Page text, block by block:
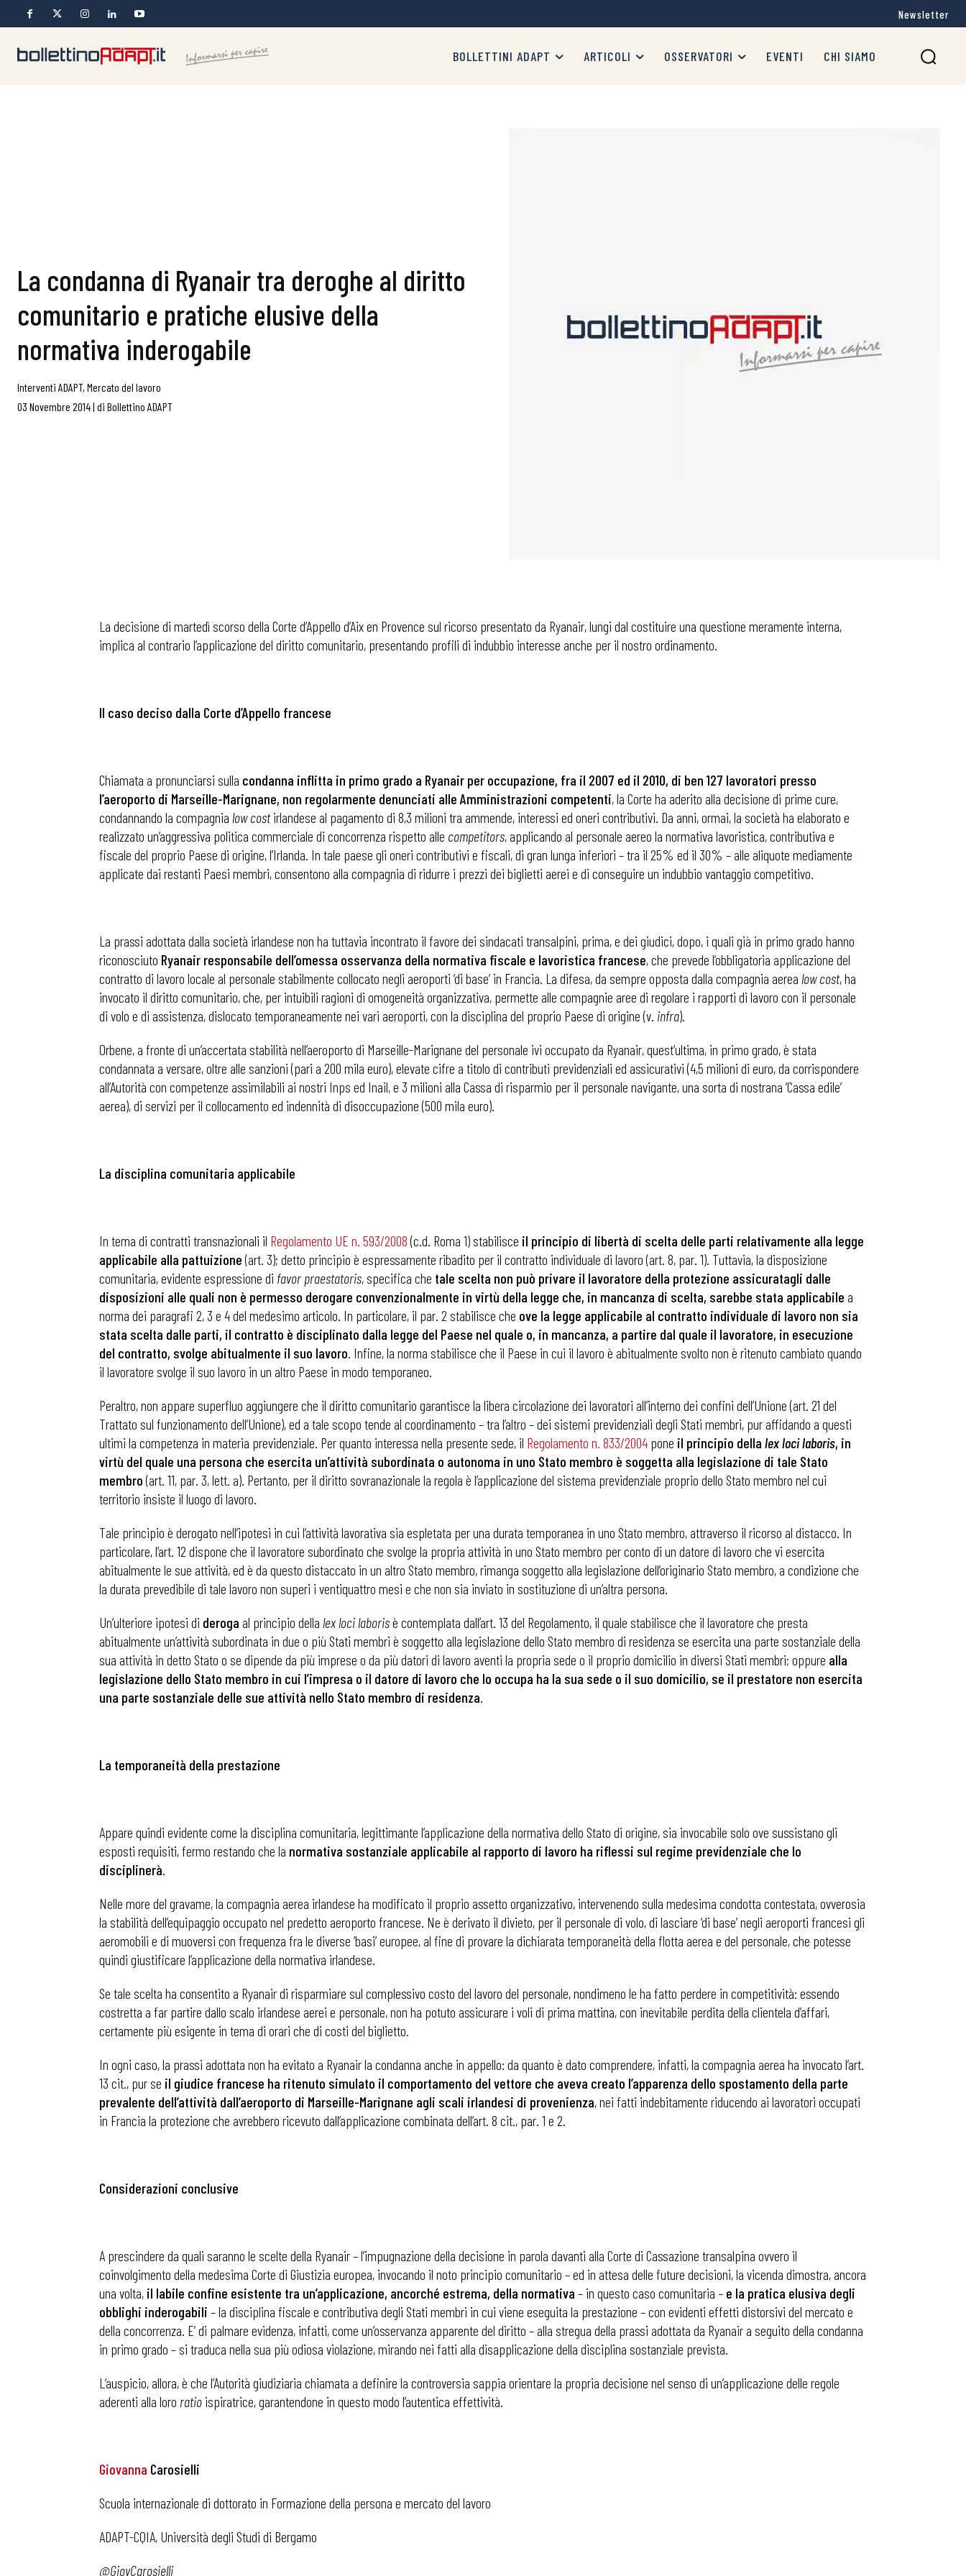
Bollettini ADAPT
Osservatori
Eventi
Newsletter
BOLLETTINI ADAPT ARTICOLI OSSERVATORI EVENTI CHI SIAMO
La condanna di Ryanair tra deroghe al diritto
comunitario e pratiche elusive della
normativa inderogabile
Interventi ADAPT, Mercato del lavoro
03 Novembre 2014| di Bollettino ADAPT
La decisione di martedì scorso della Corte d’Appello d’Aix en Provence sul ricorso presentato da Ryanair, lungi dal costituire una questione meramente interna,
implica al contrario l’applicazione del diritto comunitario, presentando profili di indubbio interesse anche per il nostro ordinamento.
Il caso deciso dalla Corte d’Appello francese
Chiamata a pronunciarsi sulla condanna inflitta in primo grado a Ryanair per occupazione, fra il 2007 ed il 2010, di ben 127 lavoratori presso
l’aeroporto di Marseille-Marignane, non regolarmente denunciati alle Amministrazioni competenti, la Corte ha aderito alla decisione di prime cure,
condannando la compagnia low costirlandese al pagamento di 8,3 milioni tra ammende, interessi ed oneri contributivi. Da anni, ormai, la società ha elaborato e
realizzato un’aggressiva politica commerciale di concorrenza rispetto alle competitors, applicando al personale aereo la normativa lavoristica, contributiva e
fiscale del proprio Paese di origine, l’Irlanda. In tale paese gli oneri contributivi e fiscali, di gran lunga inferiori – tra il 25% ed il 30% – alle aliquote mediamente
applicate dai restanti Paesi membri, consentono alla compagnia di ridurre i prezzi dei biglietti aerei e di conseguire un indubbio vantaggio competitivo.
La prassi adottata dalla società irlandese non ha tuttavia incontrato il favore dei sindacati transalpini, prima, e dei giudici, dopo, i quali già in primo grado hanno
riconosciuto Ryanair responsabile dell’omessa osservanza della normativa fiscale e lavoristica francese, che prevede l’obbligatoria applicazione del
contratto di lavoro locale al personale stabilmente collocato negli aeroporti ‘di base’ in Francia. La difesa, da sempre opposta dalla compagnia aerea low cost, ha
invocato il diritto comunitario, che, per intuibili ragioni di omogeneità organizzativa, permette alle compagnie aree di regolare i rapporti di lavoro con il personale
di volo e di assistenza, dislocato temporaneamente nei vari aeroporti, con la disciplina del proprio Paese di origine (v. infra).
Orbene, a fronte di un’accertata stabilità nell’aeroporto di Marseille-Marignane del personale ivi occupato da Ryanair, quest’ultima, in primo grado, è stata
condannata a versare, oltre alle sanzioni (pari a 200 mila euro), elevate cifre a titolo di contributi previdenziali ed assicurativi (4,5 milioni di euro, da corrispondere
all’Autorità con competenze assimilabili ai nostri Inps ed Inail, e 3 milioni alla Cassa di risparmio per il personale navigante, una sorta di nostrana ‘Cassa edile’
aerea), di servizi per il collocamento ed indennità di disoccupazione (500 mila euro).
La disciplina comunitaria applicabile
In tema di contratti transnazionali il Regolamento UE n. 593/2008(c.d. Roma 1) stabilisce il principio di libertà di scelta delle parti relativamente alla legge
applicabile alla pattuizione(art. 3); detto principio è espressamente ribadito per il contratto individuale di lavoro (art. 8, par. 1). Tuttavia, la disposizione
comunitaria, evidente espressione di favor praestatoris, specifica che tale scelta non può privare il lavoratore della protezione assicuratagli dalle
disposizioni alle quali non è permesso derogare convenzionalmente in virtù della legge che, in mancanza di scelta, sarebbe stata applicabile a
norma dei paragrafi 2, 3 e 4 del medesimo articolo. In particolare, il par. 2 stabilisce che ove la legge applicabile al contratto individuale di lavoro non sia
stata scelta dalle parti, il contratto è disciplinato dalla legge del Paese nel quale o, in mancanza, a partire dal quale il lavoratore, in esecuzione
del contratto, svolge abitualmente il suo lavoro. Infine, la norma stabilisce che il Paese in cui il lavoro è abitualmente svolto non è ritenuto cambiato quando
il lavoratore svolge il suo lavoro in un altro Paese in modo temporaneo.
Peraltro, non appare superfluo aggiungere che il diritto comunitario garantisce la libera circolazione dei lavoratori all’interno dei confini dell’Unione (art. 21 del
Trattato sul funzionamento dell’Unione), ed a tale scopo tende al coordinamento – tra l’altro – dei sistemi previdenziali degli Stati membri, pur affidando a questi
ultimi la competenza in materia previdenziale. Per quanto interessa nella presente sede, il Regolamento n. 833/2004 pone il principio della lex loci laboris, in
virtù del quale una persona che esercita un’attività subordinata o autonoma in uno Stato membro è soggetta alla legislazione di tale Stato
membro(art. 11, par. 3, lett. a). Pertanto, per il diritto sovranazionale la regola è l’applicazione del sistema previdenziale proprio dello Stato membro nel cui
territorio insiste il luogo di lavoro.
Tale principio è derogato nell’ipotesi in cui l’attività lavorativa sia espletata per una durata temporanea in uno Stato membro, attraverso il ricorso al distacco. In
particolare, l’art. 12 dispone che il lavoratore subordinato che svolge la propria attività in uno Stato membro per conto di un datore di lavoro che vi esercita
abitualmente le sue attività, ed è da questo distaccato in un altro Stato membro, rimanga soggetto alla legislazione dell’originario Stato membro, a condizione che
la durata prevedibile di tale lavoro non superi i ventiquattro mesi e che non sia inviato in sostituzione di un’altra persona.
Un’ulteriore ipotesi di deroga al principio della lex loci laborisè contemplata dall’art. 13 del Regolamento, il quale stabilisce che il lavoratore che presta
abitualmente un’attività subordinata in due o più Stati membri è soggetto alla legislazione dello Stato membro di residenza se esercita una parte sostanziale della
sua attività in detto Stato o se dipende da più imprese o da più datori di lavoro aventi la propria sede o il proprio domicilio in diversi Stati membri; oppure alla
legislazione dello Stato membro in cui l’impresa o il datore di lavoro che lo occupa ha la sua sede o il suo domicilio, se il prestatore non esercita
una parte sostanziale delle sue attività nello Stato membro di residenza.
La temporaneità della prestazione
Appare quindi evidente come la disciplina comunitaria, legittimante l’applicazione della normativa dello Stato di origine, sia invocabile solo ove sussistano gli
esposti requisiti, fermo restando che la normativa sostanziale applicabile al rapporto di lavoro ha riflessi sul regime previdenziale che lo
disciplinerà.
Nelle more del gravame, la compagnia aerea irlandese ha modificato il proprio assetto organizzativo, intervenendo sulla medesima condotta contestata, ovverosia
la stabilità dell’equipaggio occupato nel predetto aeroporto francese. Ne è derivato il divieto, per il personale di volo, di lasciare ‘di base’ negli aeroporti francesi gli
aeromobili e di muoversi con frequenza fra le diverse ‘basi’ europee, al fine di provare la dichiarata temporaneità della flotta aerea e del personale, che potesse
quindi giustificare l’applicazione della normativa irlandese.
Se tale scelta ha consentito a Ryanair di risparmiare sul complessivo costo del lavoro del personale, nondimeno le ha fatto perdere in competitività: essendo
costretta a far partire dallo scalo irlandese aerei e personale, non ha potuto assicurare i voli di prima mattina, con inevitabile perdita della clientela d’affari,
certamente più esigente in tema di orari che di costi del biglietto.
In ogni caso, la prassi adottata non ha evitato a Ryanair la condanna anche in appello: da quanto è dato comprendere, infatti, la compagnia aerea ha invocato l’art.
13 cit., pur se il giudice francese ha ritenuto simulato il comportamento del vettore che aveva creato l’apparenza dello spostamento della parte
prevalente dell’attività dall’aeroporto di Marseille-Marignane agli scali irlandesi di provenienza, nei fatti indebitamente riducendo ai lavoratori occupati
in Francia la protezione che avrebbero ricevuto dall’applicazione combinata dell’art. 8 cit., par. 1 e 2.
Considerazioni conclusive
A prescindere da quali saranno le scelte della Ryanair – l’impugnazione della decisione in parola davanti alla Corte di Cassazione transalpina ovvero il
coinvolgimento della medesima Corte di Giustizia europea, invocando il noto principio comunitario – ed in attesa delle future decisioni, la vicenda dimostra, ancora
una volta, il labile confine esistente tra un’applicazione, ancorché estrema, della normativa – in questo caso comunitaria – e la pratica elusiva degli
obblighi inderogabili – la disciplina fiscale e contributiva degli Stati membri in cui viene eseguita la prestazione – con evidenti effetti distorsivi del mercato e
della concorrenza. E’ di palmare evidenza, infatti, come un’osservanza apparente del diritto – alla stregua della prassi adottata da Ryanair a seguito della condanna
in primo grado – si traduca nella sua più odiosa violazione, mirando nei fatti alla disapplicazione della disciplina sostanziale prevista.
L’auspicio, allora, è che l’Autorità giudiziaria chiamata a definire la controversia sappia orientare la propria decisione nel senso di un’applicazione delle regole
aderenti alla loro ratio ispiratrice, garantendone in questo modo l’autentica effettività.
Giovanna Carosielli
Scuola internazionale di dottorato in Formazione della persona e mercato del lavoro
ADAPT-CQIA, Università degli Studi di Bergamo
@GiovCarosielli